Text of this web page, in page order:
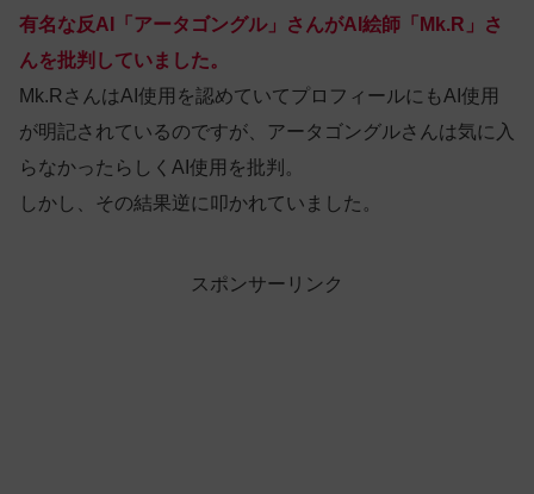
有名な反AI「アータゴングル」さんがAI絵師「Mk.R」さ
んを批判していました。
Mk.RさんはAI使用を認めていてプロフィールにもAI使用
が明記されているのですが、アータゴングルさんは気に入
らなかったらしくAI使用を批判。
しかし、その結果逆に叩かれていました。
スポンサーリンク